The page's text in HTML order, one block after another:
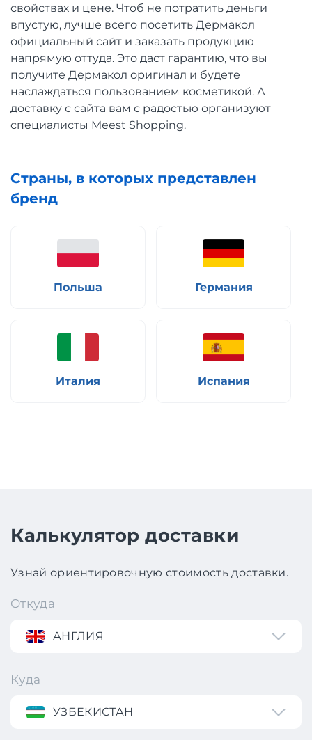
свойствах и цене. Чтоб не потратить деньги
впустую, лучше всего посетить Дермакол
официальный сайт и заказать продукцию
напрямую оттуда. Это даст гарантию, что вы
получите Дермакол оригинал и будете
наслаждаться пользованием косметикой. А
доставку с сайта вам с радостью организуют
специалисты Meest Shopping.
Страны, в которых представлен
бренд
Польша Германия
Италия Испания
Калькулятор доставки
Узнай ориентировочную стоимость доставки.
Откуда
АНГЛИЯ
Куда
УЗБЕКИСТАН